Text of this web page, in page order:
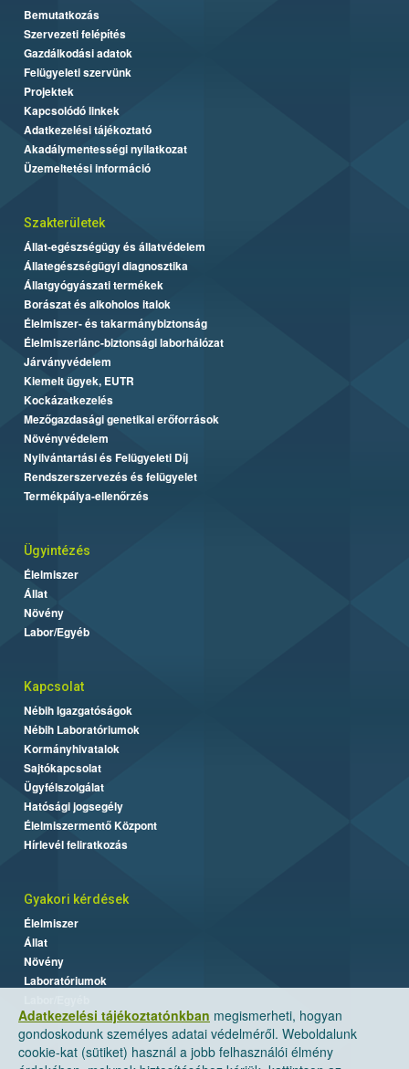
Adatkezelési tájékoztatónkban megismerheti, hogyan
gondoskodunk személyes adatai védelméről. Weboldalunk
cookie-kat (sütiket) használ a jobb felhasználói élmény
Bemutatkozás
Szervezeti felépítés
Gazdálkodási adatok
Felügyeleti szervünk
Projektek
Kapcsolódó linkek
Adatkezelési tájékoztató
Akadálymentességi nyilatkozat
Üzemeltetési információ
Szakterületek
Állat-egészségügy és állatvédelem
Állategészségügyi diagnosztika
Állatgyógyászati termékek
Borászat és alkoholos italok
Élelmiszer- és takarmánybiztonság
Élelmiszerlánc-biztonsági laborhálózat
Járványvédelem
Kiemelt ügyek, EUTR
Kockázatkezelés
Mezőgazdasági genetikai erőforrások
Növényvédelem
Nyilvántartási és Felügyeleti Díj
Rendszerszervezés és felügyelet
Termékpálya-ellenőrzés
Ügyintézés
Élelmiszer
Állat
Növény
Labor/Egyéb
Kapcsolat
Nébih Igazgatóságok
Nébih Laboratóriumok
Kormányhivatalok
Sajtókapcsolat
Ügyfélszolgálat
Hatósági jogsegély
Élelmiszermentő Központ
Hírlevél feliratkozás
Gyakori kérdések
Élelmiszer
Állat
Növény
Laboratóriumok